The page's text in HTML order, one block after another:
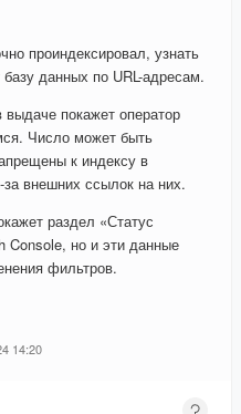
проиндексировал, узнать
данных по URL-адресам.
покажет оператор
Число может быть
к индексу в
внешних ссылок на них.
раздел «Статус
Console, но и эти данные
фильтров.
14:20